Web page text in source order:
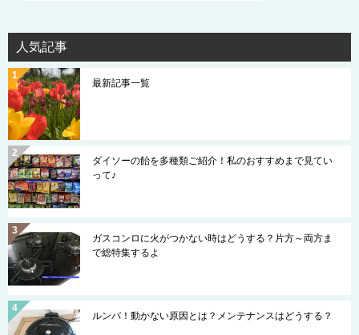
人気記事
最新記事一覧
ダイソーの飴を多種類ご紹介！私のおすすめまで見てい
って♪
ガスコンロに火がつかない時はどうする？片方～両方ま
で総特集するよ
ルンバ！動かない原因とは？メンテナンスはどうする？